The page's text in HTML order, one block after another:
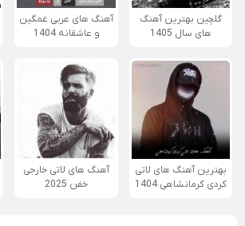
گلچین بهترین آهنگ
های سال 1405
آهنگ های عربی غمگین
و عاشقانه 1404
بهترین آهنگ های لاتی
کردی کرمانشاهی 1404
آهنگ های لاتی خارجی
خفن 2025